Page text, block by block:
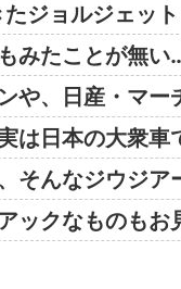
ジョルジェッ
みたことが無
や、日産・マー
は日本の大衆車
そんなジウジア
クなものもお